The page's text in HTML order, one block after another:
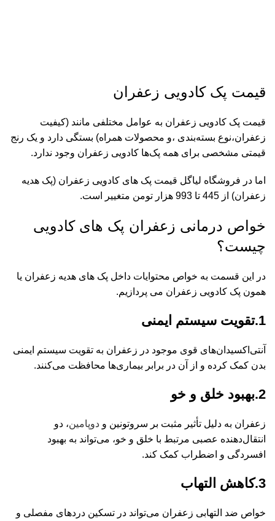
قیمت پک کادویی زعفران
قیمت پک کادویی زعفران به عوامل مختلفی مانند (کیفیت
زعفران،نوع بسته‌بندی‌ ،و محصولات همراه) بستگی دارد و یک رنج
قیمتی مشخصی برای همه پک‌ها کادویی زعفران وجود ندارد.
اما در فروشگاه لیاگل قیمت پک های کادویی زعفران (پک هدیه
زعفران) از 445 تا 993 هزار تومن متغییر است.
خواص درمانی زعفران پک های کادویی
چیست؟
در این قسمت به خواص محتوایات داخل پک های هدیه زعفران یا
همون پک کادویی زعفران می پردازیم.
1.تقویت سیستم ایمنی
آنتی‌اکسیدان‌های قوی موجود در زعفران به تقویت سیستم ایمنی
بدن کمک کرده و از آن در برابر بیماری‌ها محافظت می‌کنند.
2.بهبود خلق و خو
زعفران به دلیل تأثیر مثبت بر سروتونین و دوپامین، دو
انتقال‌دهنده عصبی مرتبط با خلق و خو، می‌تواند به بهبود
افسردگی و اضطراب کمک کند.
3.کاهش التهاب
خواص ضد التهابی زعفران می‌تواند در تسکین دردهای مفصلی و